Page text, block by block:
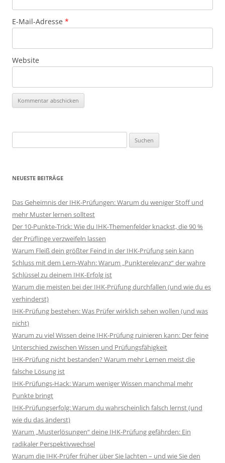
E-Mail-Adresse *
Website
nach:
NEUESTE BEITRÄGE
Das Geheimnis der IHK-Prüfungen: Warum du weniger Stoff und
mehr Muster lernen solltest
Der 10-Punkte-Trick: Wie du IHK-Themenfelder knackst, die 90 %
der Prüflinge verzweifeln lassen
Warum Fleiß dein größter Feind in der IHK-Prüfung sein kann
Schluss mit dem Lern-Wahn: Warum „Punkterelevanz“ der wahre
Schlüssel zu deinem IHK-Erfolg ist
Warum die meisten bei der IHK-Prüfung durchfallen (und wie du es
verhinderst)
IHK-Prüfung bestehen: Was Prüfer wirklich sehen wollen (und was
nicht)
Warum zu viel Wissen deine IHK-Prüfung ruinieren kann: Der feine
Unterschied zwischen Wissen und Prüfungsfähigkeit
IHK-Prüfung nicht bestanden? Warum mehr Lernen meist die
falsche Lösung ist
IHK-Prüfungs-Hack: Warum weniger Wissen manchmal mehr
Punkte bringt
IHK-Prüfungserfolg: Warum du wahrscheinlich falsch lernst (und
wie du das änderst)
Warum „Musterlösungen“ deine IHK-Prüfung gefährden: Ein
radikaler Perspektivwechsel
Warum die IHK-Prüfer früher über Sie lachten – und wie Sie den